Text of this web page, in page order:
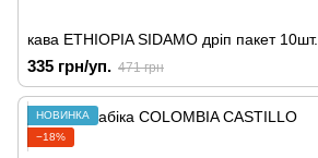
кава ETHIOPIA SIDAMO дріп пакет 10шт.
335 грн/уп. 471 грн
НОВИНКА
−18%